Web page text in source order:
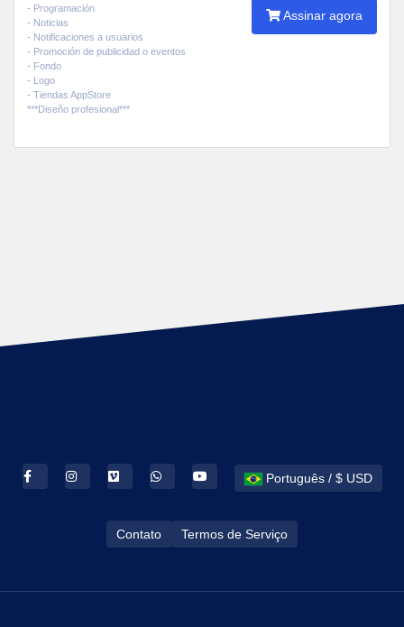
- Programación
- Noticias
- Notificaciones a usuarios
- Promoción de publicidad o eventos
- Fondo
- Logo
- Tiendas AppStore
***Diseño profesional***
Assinar agora
Português / $ USD
Contato Termos de Serviço